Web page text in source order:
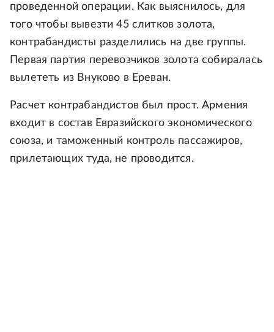
проведенной операции. Как выяснилось, для
того чтобы вывезти 45 слитков золота,
контрабандисты разделились на две группы.
Первая партия перевозчиков золота собиралась
вылететь из Внуково в Ереван.
Расчет контрабандистов был прост. Армения
входит в состав Евразийского экономического
союза, и таможенный контроль пассажиров,
прилетающих туда, не проводится.